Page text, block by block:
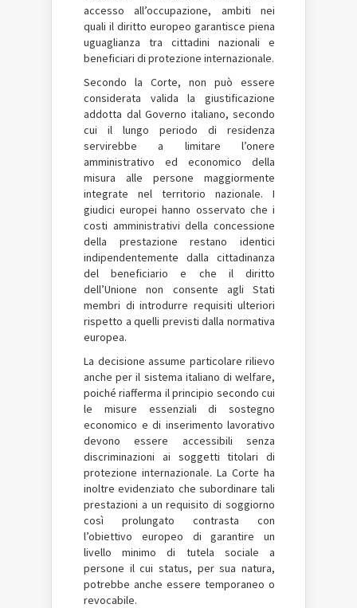
accesso all’occupazione, ambiti nei
quali il diritto europeo garantisce piena
uguaglianza tra cittadini nazionali e
beneficiari di protezione internazionale.
Secondo la Corte, non può essere
considerata valida la giustificazione
addotta dal Governo italiano, secondo
cui il lungo periodo di residenza
servirebbe a limitare l’onere
amministrativo ed economico della
misura alle persone maggiormente
integrate nel territorio nazionale. I
giudici europei hanno osservato che i
costi amministrativi della concessione
della prestazione restano identici
indipendentemente dalla cittadinanza
del beneficiario e che il diritto
dell’Unione non consente agli Stati
membri di introdurre requisiti ulteriori
rispetto a quelli previsti dalla normativa
europea.
La decisione assume particolare rilievo
anche per il sistema italiano di welfare,
poiché riafferma il principio secondo cui
le misure essenziali di sostegno
economico e di inserimento lavorativo
devono essere accessibili senza
discriminazioni ai soggetti titolari di
protezione internazionale. La Corte ha
inoltre evidenziato che subordinare tali
prestazioni a un requisito di soggiorno
così prolungato contrasta con
l’obiettivo europeo di garantire un
livello minimo di tutela sociale a
persone il cui status, per sua natura,
potrebbe anche essere temporaneo o
revocabile.